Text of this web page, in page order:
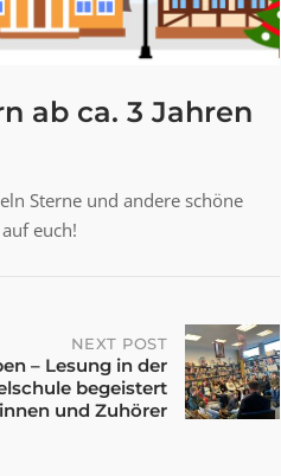
ab ca. 3 Jahren
Sterne und andere schöne
euch!
NEXT POST
– Lesung in der
begeistert
und Zuhörer